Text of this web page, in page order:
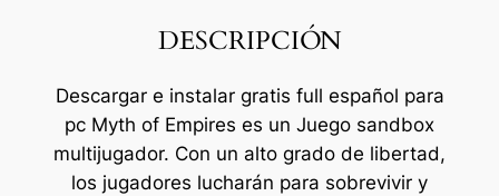
DESCRIPCIÓN
Descargar e instalar gratis full español para
pc Myth of Empires es un Juego sandbox
multijugador. Con un alto grado de libertad,
los jugadores lucharán para sobrevivir y